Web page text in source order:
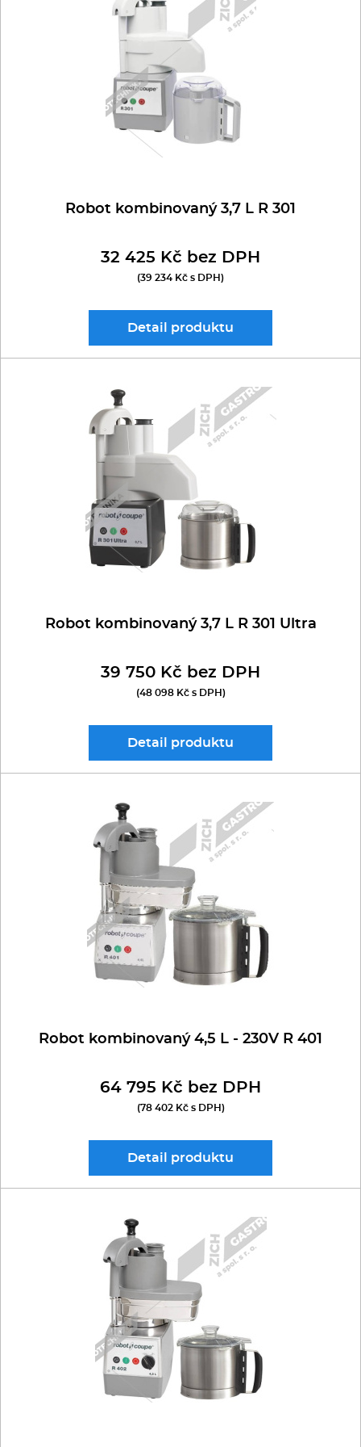
Vařiče a výrobníky těstovin
Nástroje
Vodní lázně
BAZAR
robot typu SPAR
sestavy FEUMA
Robot kombinovaný 3,7 L R 301
32 425 Kč bez DPH
(39 234 Kč s DPH)
Detail produktu
Robot kombinovaný 3,7 L R 301 Ultra
39 750 Kč bez DPH
(48 098 Kč s DPH)
Detail produktu
Robot kombinovaný 4,5 L - 230V R 401
64 795 Kč bez DPH
(78 402 Kč s DPH)
Detail produktu